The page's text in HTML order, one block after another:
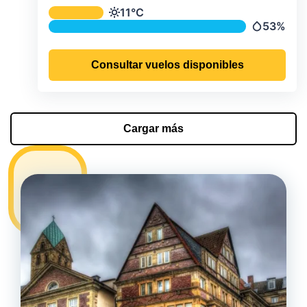
Temperatura y precipitación media
Temperatura
11°C
53%
Consultar vuelos disponibles
Cargar más